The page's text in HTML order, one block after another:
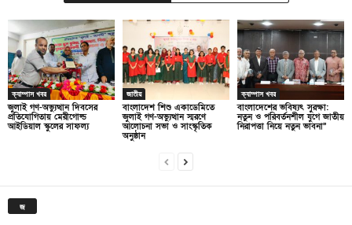
ক্যাম্পাস খবর
জুলাই গণ-অভ্যুত্থান দিবসের
প্রতিযোগিতায় মেরীগোল্ড
আইডিয়াল স্কুলের সাফল্য
জাতীয়
বাংলাদেশ শিশু একাডেমিতে
জুলাই গণ-অভ্যুত্থান স্মরণে
আলোচনা সভা ও সাংস্কৃতিক
অনুষ্ঠান
ক্যাম্পাস খবর
বাংলাদেশের ভবিষ্যৎ সুরক্ষা:
নতুন ও পরিবর্তনশীল যুগে জাতীয়
নিরাপত্তা নিয়ে নতুন ভাবনা”
জ